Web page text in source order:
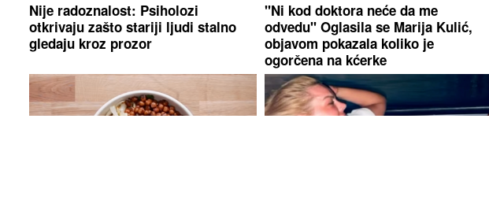
Nije radoznalost: Psiholozi
otkrivaju zašto stariji ljudi stalno
gledaju kroz prozor
"Ni kod doktora neće da me
odvedu" Oglasila se Marija Kulić,
objavom pokazala koliko je
ogorčena na kćerke